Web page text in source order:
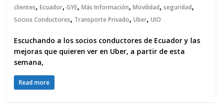
clientes,Ecuador,GYE,Más Información,Movilidad,seguridad,
Socios Conductores, Transporte Privado,Uber,UIO
Escuchando a los socios conductores de Ecuador y las
mejoras que quieren ver en Uber, a partir de esta
semana,
Read more